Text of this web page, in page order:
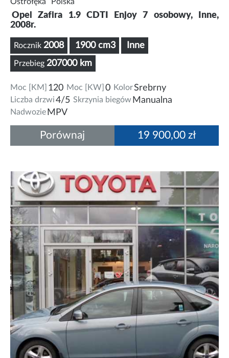
Opel Zafira 1.9 CDTI Enjoy 7 osobowy, Inne,
2008r.
Rocznik 2008 1900 cm3 Inne
Przebieg 207000 km
Moc [KM] 120 Moc [KW] 0 KolorSrebrny
Liczba drzwi4/5 Skrzynia biegów Manualna
Nadwozie MPV
19 900,00 zł
Porównaj